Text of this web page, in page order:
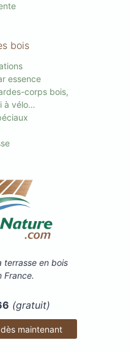
bois
essence
corps bois,
à vélo…
terrasse en bois
France.
(gratuit)
maintenant